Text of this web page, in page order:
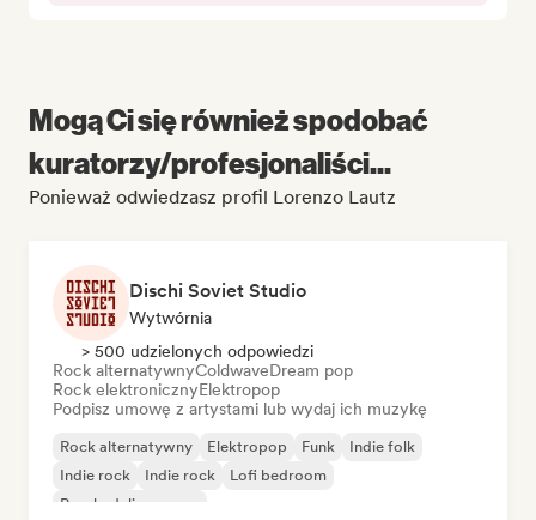
Mogą Ci się również spodobać
kuratorzy/profesjonaliści...
Ponieważ odwiedzasz profil Lorenzo Lautz
Dischi Soviet Studio
Wytwórnia
> 500 udzielonych odpowiedzi
Rock alternatywnyColdwaveDream pop
Rock elektronicznyElektropop
Podpisz umowę z artystami lub wydaj ich muzykę
Rock alternatywny Elektropop Funk
Indie folk
Indie rock
Indie rock
Lofi bedroom
Psychedeliczny pop